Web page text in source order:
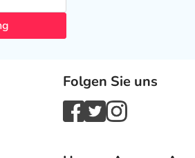
Folgen Sie uns